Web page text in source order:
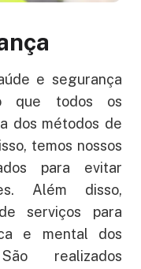
e segurança
que todos os
dos métodos de
temos nossos
para evitar
Além disso,
serviços para
e mental dos
realizados